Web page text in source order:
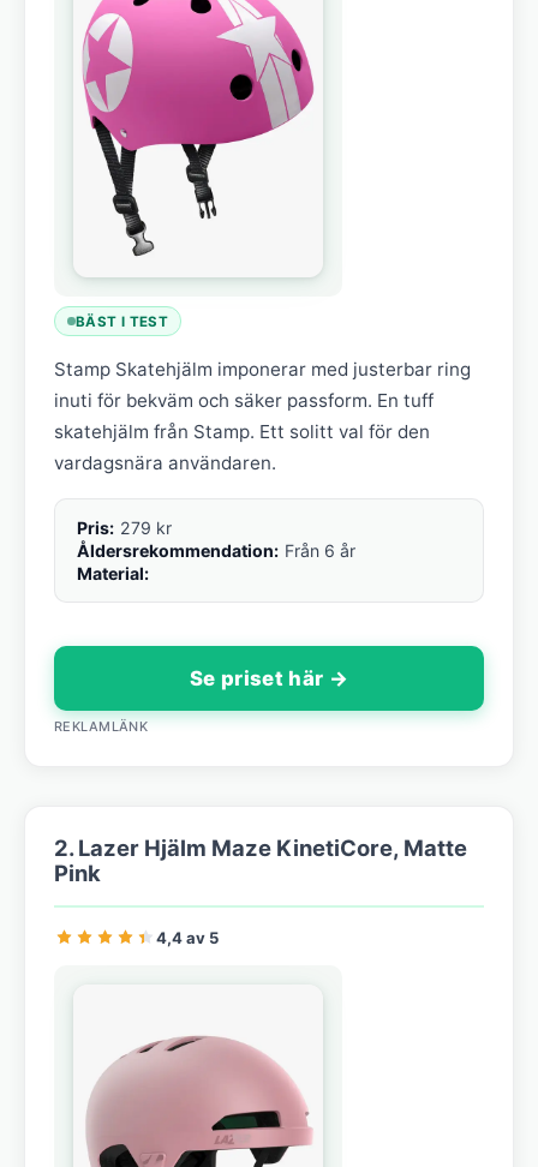
BÄST I TEST
Stamp Skatehjälm imponerar med justerbar ring
inuti för bekväm och säker passform. En tuff
skatehjälm från Stamp. Ett solitt val för den
vardagsnära användaren.
Pris: 279 kr
Åldersrekommendation: Från 6 år
Material:
Se priset här →
REKLAMLÄNK
2. Lazer Hjälm Maze KinetiCore, Matte
Pink
4,4 av 5